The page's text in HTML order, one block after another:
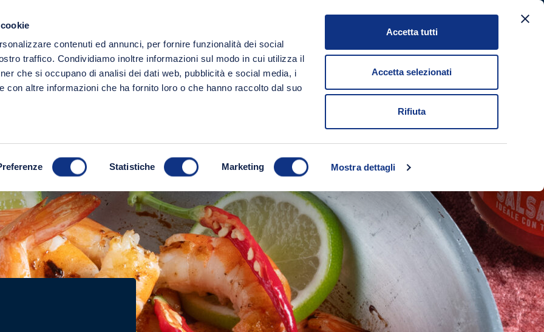
contenuti ed annunci, per fornire funzionalità dei social
traffico. Condividiamo inoltre informazioni sul modo in cui utilizza il
che si occupano di analisi dei dati web, pubblicità e social media, i
con altre informazioni che ha fornito loro o che hanno raccolto dal suo
Statistiche Marketing Mostra dettagli
Accetta tutti
Accetta selezionati
Rifiuta
LINEE FRESCHI IDEE REGALO
Ricerca
Login/Registrati Carrello